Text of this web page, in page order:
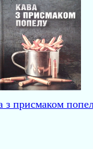
з присмаком